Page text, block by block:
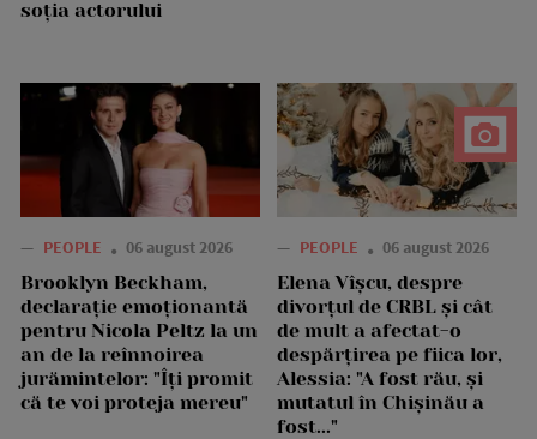
soția actorului
— PEOPLE 06 august 2026
Brooklyn Beckham,
declarație emoționantă
pentru Nicola Peltz la un
an de la reînnoirea
jurămintelor: "Îți promit
că te voi proteja mereu"
— PEOPLE 06 august 2026
Elena Vîșcu, despre
divorțul de CRBL și cât
de mult a afectat-o
despărțirea pe fiica lor,
Alessia: "A fost rău, și
mutatul în Chișinău a
fost..."